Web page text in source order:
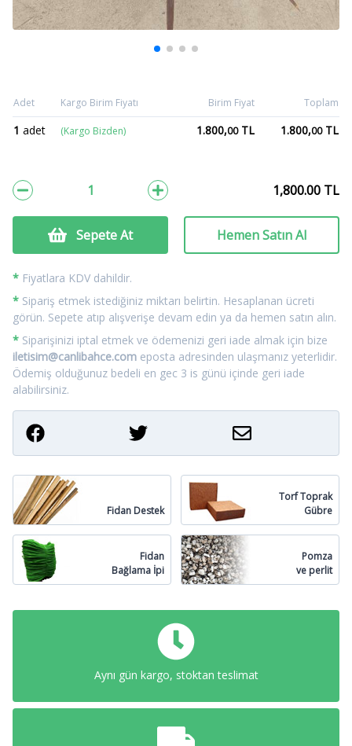
Adet Kargo Birim Fiyatı Birim Fiyat Toplam
1 adet (Kargo Bizden) 1.800,00TL 1.800,00TL
1,800.00 TL
Sepete At Hemen Satın Al
* Fiyatlara KDV dahildir.
* Sipariş etmek istediğiniz miktarı belirtin. Hesaplanan ücreti
görün. Sepete atıp alışverişe devam edin ya da hemen satın alın.
* Siparişinizi iptal etmek ve ödemenizi geri iade almak için bize
iletisim@canlibahce.com eposta adresinden ulaşmanız yeterlidir.
Ödemiş olduğunuz bedeli en gec 3 is günü içinde geri iade
alabilirsiniz.
Fidan Destek
Torf Toprak
Gübre
Fidan
Bağlama İpi
Pomza
ve perlit
Aynı gün kargo, stoktan teslimat